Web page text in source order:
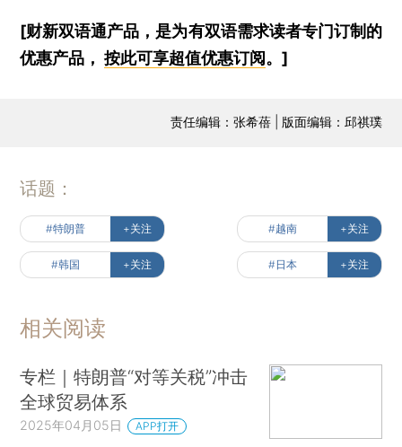
[财新双语通产品，是为有双语需求读者专门订制的
优惠产品，按此可享超值优惠订阅 。]
责任编辑：张希蓓 | 版面编辑：邱祺璞
话题：
#特朗普 +关注 #越南 +关注
#韩国 +关注 #日本 +关注
相关阅读
专栏｜特朗普“对等关税”冲击
全球贸易体系
2025年04月05日 APP打开